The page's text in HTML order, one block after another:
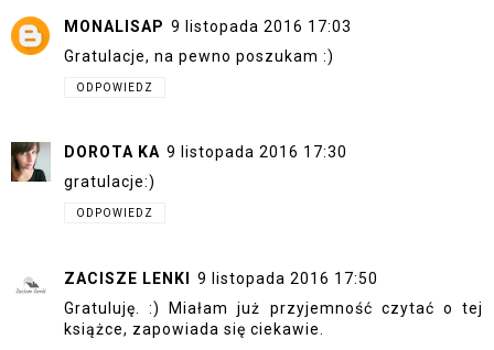
MONALISAP 9 listopada 2016 17:03
Gratulacje, na pewno poszukam :)
ODPOWIEDZ
DOROTA KA 9 listopada 2016 17:30
gratulacje:)
ODPOWIEDZ
ZACISZE LENKI
9 listopada 2016 17:50
Gratuluję. :) Miałam już przyjemność czytać o tej
książce, zapowiada się ciekawie.